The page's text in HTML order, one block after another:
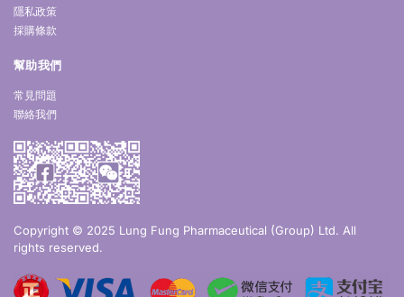
隱私政策
採購條款
幫助我們
常見問題
聯絡我們
Copyright © 2025 Lung Fung Pharmaceutical (Group) Ltd. All
rights reserved.